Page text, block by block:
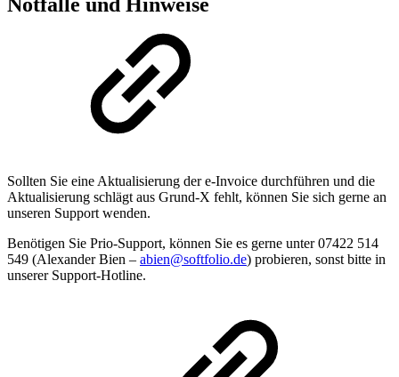
Notfälle und Hinweise
Sollten Sie eine Aktualisierung der e-Invoice durchführen und die
Aktualisierung schlägt aus Grund-X fehlt, können Sie sich gerne an
unseren Support wenden.
Benötigen Sie Prio-Support, können Sie es gerne unter 07422 514
549 (Alexander Bien – abien@softfolio.de) probieren, sonst bitte in
unserer Support-Hotline.